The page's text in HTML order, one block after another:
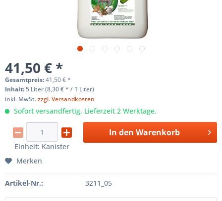
41,50 € *
Gesamtpreis:41,50€*
Inhalt:5 Liter (8,30 € * / 1 Liter)
inkl. MwSt.zzgl. Versandkosten
Sofort versandfertig, Lieferzeit 2 Werktage.
Einheit: Kanister
In den Warenkorb
Merken
Artikel-Nr.: 3211_05